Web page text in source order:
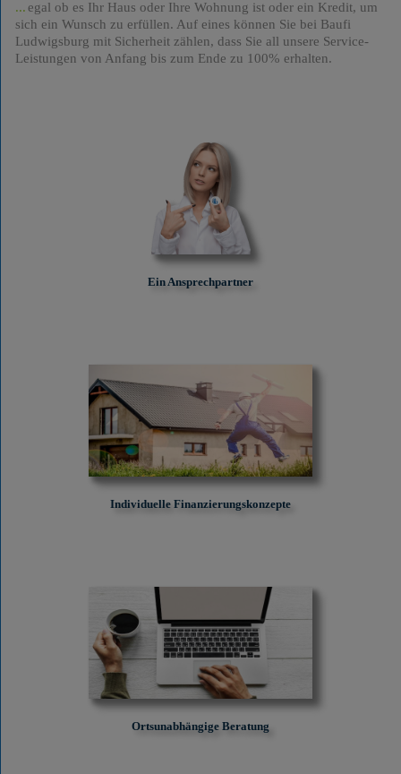
egal ob es Ihr Haus oder Ihre Wohnung ist oder ein Kredit, um
sich ein Wunsch zu erfüllen. Auf eines können Sie bei Baufi
Ludwigsburg mit Sicherheit zählen, dass Sie all unsere Service-
Leistungen von Anfang bis zum Ende zu 100% erhalten.
Ein Ansprechpartner
Individuelle Finanzierungskonzepte
Ortsunabhängige Beratung